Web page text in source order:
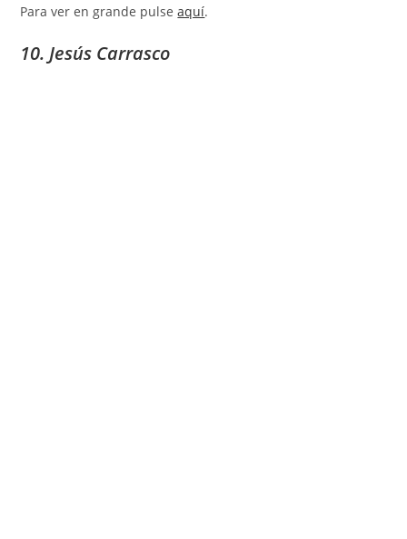
Para ver en grande pulseaquí.
10. Jesús Carrasco